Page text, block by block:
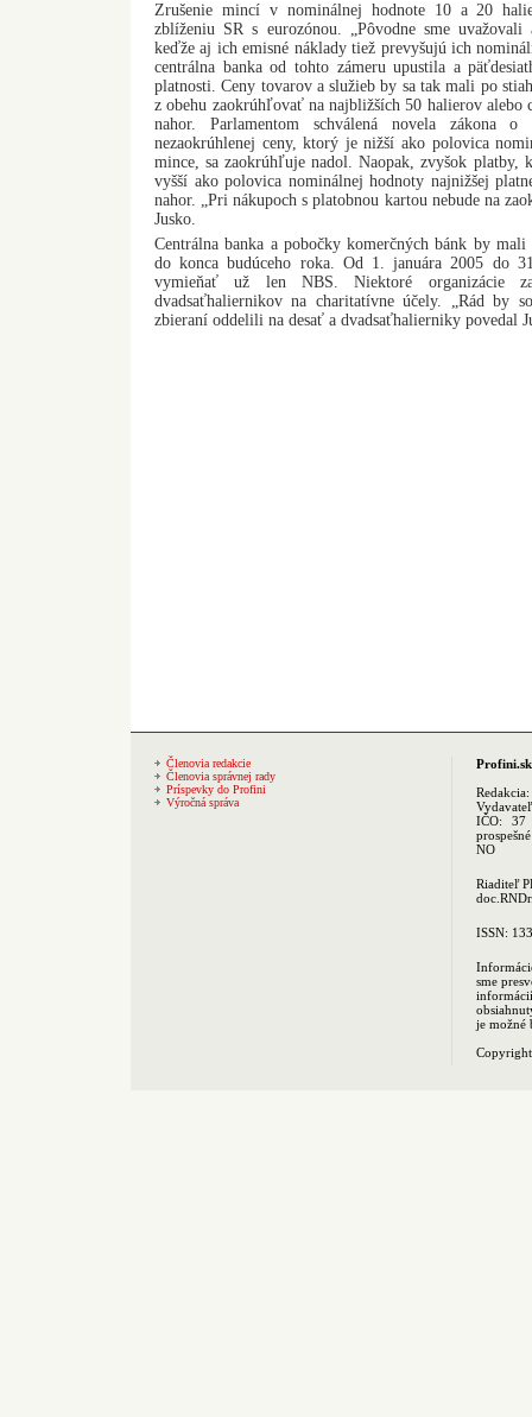
Zrušenie mincí v nominálnej hodnote 10 a 20
zblíženiu SR s eurozónou. „Pôvodne sme
keďže aj ich emisné náklady tiež prevyšujú ich
centrálna banka od tohto zámeru upustila a
platnosti. Ceny tovarov a služieb by sa tak mali po
z obehu zaokrúhľovať na najbližších 50 halierov alebo
nahor. Parlamentom schválená novela zákona o
nezaokrúhlenej ceny, ktorý je nižší ako polovica
mince, sa zaokrúhľuje nadol. Naopak, zvyšok platby,
vyšší ako polovica nominálnej hodnoty najnižšej
nahor. „Pri nákupoch s platobnou kartou nebude na
Jusko.
Centrálna banka a pobočky komerčných bánk by
do konca budúceho roka. Od 1. januára 2005 do
vymieňať už len NBS. Niektoré organizácie
dvadsaťhaliernikov na charitatívne účely. „Rád by
zbieraní oddelili na desať a dvadsaťhalierniky povedal
Členovia redakcie
Členovia správnej rady
Príspevky do Profini
Výročná správa
Profini.sk
Redakcia:
IČO: 37
NO
Riaditeľ
ISSN:
sme
je možné